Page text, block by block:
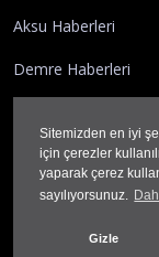
Sitemizden en iyi
için çerezler
yaparak çerez
sayılıyorsunuz.
Gizle
Aksu Haberleri
Demre Haberleri